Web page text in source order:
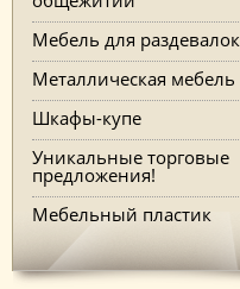
Мебель для раздевалок
Металлическая мебель
Шкафы-купе
Уникальные торговые
предложения!
Мебельный пластик